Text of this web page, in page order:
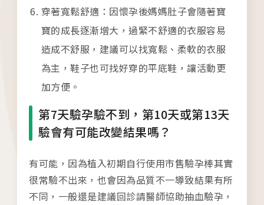
各院門診及掛號資訊
穿著寬鬆舒適：因懷孕後媽媽肚子會隨著寶
寶的成長逐漸增大，過緊不舒適的衣服容易
造成不舒服，建議可以找寬鬆、柔軟的衣服
為主，鞋子也可找好穿的平底鞋，讓活動更
加方便。
第7天驗孕驗不到，第10天或第13天
驗會有可能改變結果嗎？
有可能，因為植入初期自行使用市售驗孕棒其實
很常驗不出來，也會因為品質不一導致結果有所
不同，一般還是建議回診請醫師協助抽血驗孕，